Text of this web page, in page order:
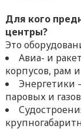
Для кого
центры?
Это
Авиа- и
корпусов, рам
Энергетики
паровых и